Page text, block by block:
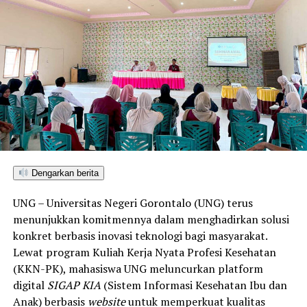
edukator kesehatan masyarakat.
Penyuluhan difokuskan pada pemahaman mekanisme
penularan, pengenalan gejala awal, pentingnya
pemeriksaan Dahak/TCM, kepatuhan minum obat
hingga tuntas, serta pengikisan stigma negatif terhadap
penyintas TBC di lingkungan warga.
“Literasi kesehatan warga adalah fondasi utama dalam
menyampaikan edukasi yang persuasif dan mudah
apabila mengalami gejala batuk berkepanjangan,”
terang Taufik.
Selain skrining TBC, mahasiswa turut mendampingi
nakes Puskesmas Talaga Jaya dalam memberikan
pelayanan Cek Kesehatan Gratis (CKG), meliputi
pengukuran tekanan darah, cek kadar gula darah, dan
Dengarkan berita
UNG – Universitas Negeri Gorontalo (UNG) terus
menunjukkan komitmennya dalam menghadirkan solusi
konkret berbasis inovasi teknologi bagi masyarakat.
Lewat program Kuliah Kerja Nyata Profesi Kesehatan
(KKN-PK), mahasiswa UNG meluncurkan platform
digital SIGAP KIA(Sistem Informasi Kesehatan Ibu dan
Anak) berbasis websiteuntuk memperkuat kualitas